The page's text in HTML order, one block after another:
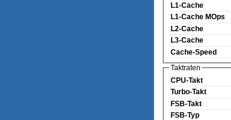
L1-Cache
L1-Cache MOps
L2-Cache
L3-Cache
Cache-Speed
Taktraten
CPU-Takt
Turbo-Takt
FSB-Takt
FSB-Typ